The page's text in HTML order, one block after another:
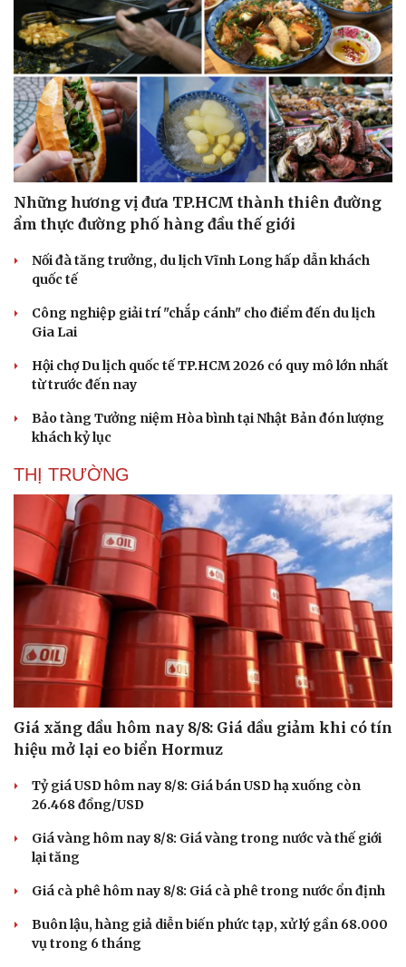
Những hương vị đưa TP.HCM thành thiên đường
ẩm thực đường phố hàng đầu thế giới
Nối đà tăng trưởng, du lịch Vĩnh Long hấp dẫn khách
quốc tế
Công nghiệp giải trí "chắp cánh" cho điểm đến du lịch
Gia Lai
Hội chợ Du lịch quốc tế TP.HCM 2026 có quy mô lớn nhất
từ trước đến nay
Bảo tàng Tưởng niệm Hòa bình tại Nhật Bản đón lượng
khách kỷ lục
THỊ TRƯỜNG
Giá xăng dầu hôm nay 8/8: Giá dầu giảm khi có tín
hiệu mở lại eo biển Hormuz
Tỷ giá USD hôm nay 8/8: Giá bán USD hạ xuống còn
26.468 đồng/USD
Giá vàng hôm nay 8/8: Giá vàng trong nước và thế giới
lại tăng
Giá cà phê hôm nay 8/8: Giá cà phê trong nước ổn định
Buôn lậu, hàng giả diễn biến phức tạp, xử lý gần 68.000
vụ trong 6 tháng